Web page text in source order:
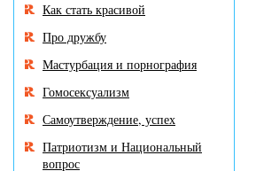
Как стать красивой
Про дружбу
Мастурбация и порнография
Гомосексуализм
Самоутверждение, успех
Патриотизм и Национальный
вопрос